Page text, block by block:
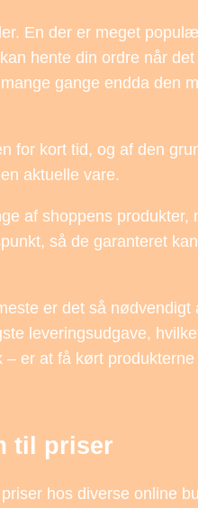
En der er meget
hente din ordre når det
gange endda den
for kort tid, og af den
aktuelle vare.
af shoppens produkter,
så de garanteret
er det så nødvendigt
leveringsudgave,
er at få kørt produkterne
til priser
hos diverse online